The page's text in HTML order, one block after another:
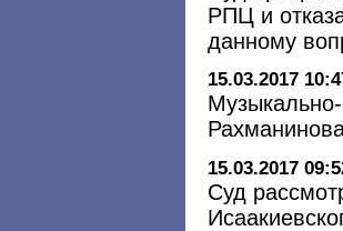
РПЦ и
данному
15.03.2017
15.03.2017
Суд